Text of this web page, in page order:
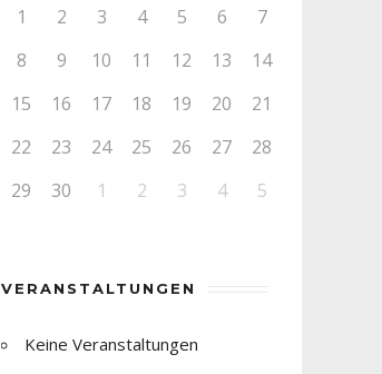
1 2 3 4 5 6
7
8
9 10 11 12 13
14
15
16 17 18 19 20
21
22
23 24 25 26 27
28
29
30 1 2 3 4 5
VERANSTALTUNGEN
Keine Veranstaltungen